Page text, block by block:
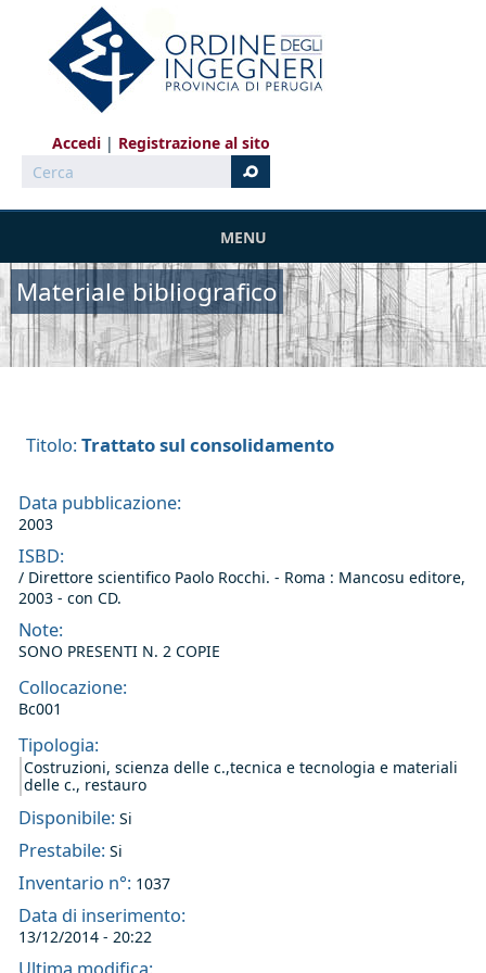
Salta al contenuto principale
Accedi
Registrazione al sito
Cerca
MENU
Materiale bibliografico
Titolo:Trattato sul consolidamento
Data pubblicazione:
2003
ISBD:
/ Direttore scientifico Paolo Rocchi. - Roma : Mancosu editore,
2003 - con CD.
Note:
SONO PRESENTI N. 2 COPIE
Collocazione:
Bc001
Tipologia:
Costruzioni, scienza delle c.,tecnica e tecnologia e materiali
delle c., restauro
Disponibile: Si
Prestabile: Si
Inventario n°: 1037
Data di inserimento:
13/12/2014 - 20:22